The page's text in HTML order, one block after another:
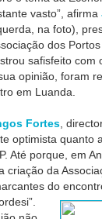
vasto”, afirma
na foto),
dos
safisfeito com
opinião, foram
em Luanda.
Fortes,
optimista quanto
Até porque, em
da
do